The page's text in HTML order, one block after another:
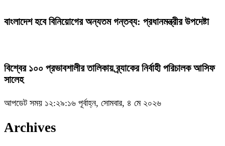
বাংলাদেশ হবে বিনিয়োগের অন্যতম গন্তব্য: প্রধানমন্ত্রীর উপদেষ্টা
বিশ্বের ১০০ প্রভাবশালীর তালিকায় ব্র্যাকের নির্বাহী পরিচালক আসিফ
সালেহ
আপডেট সময় ১২:২৯:১৬ পূর্বাহ্ন, সোমবার, ৪ মে ২০২৬
Archives